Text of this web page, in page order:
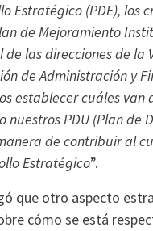
Estratégico (PDE), los
de Mejoramiento
de las direcciones de la
de Administración y
establecer cuáles van
nuestros PDU (Plan de
de contribuir al
Estratégico”.
que otro aspecto
cómo se está